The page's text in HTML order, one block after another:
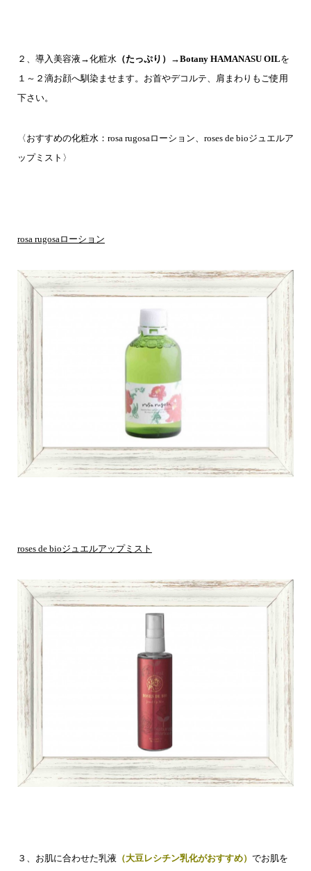
２、導入美容液→化粧水 （たっぷり） →Botany HAMANASU OILを
１～２滴お顔へ馴染ませます。お首やデコルテ、肩まわりもご使用
下さい。
〈おすすめの化粧水：rosa rugosaローション、roses de bioジュエルア
ップミスト〉
rosa rugosaローション
roses de bioジュエルアップミスト
３、お肌に合わせた乳液 （大豆レシチン乳化がおすすめ） でお肌を